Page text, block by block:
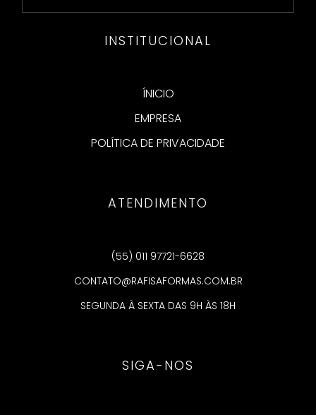
INSTITUCIONAL
ÍNICIO
EMPRESA
POLÍTICA DE PRIVACIDADE
ATENDIMENTO
(55) 011 97721-6628
CONTATO@RAFISAFORMAS.COM.BR
SEGUNDA À SEXTA DAS 9H ÀS 18H
SIGA-NOS